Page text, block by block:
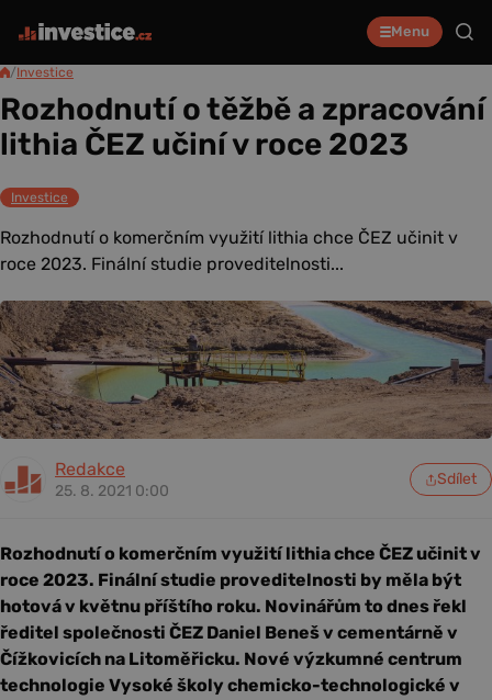
Menu
/Investice
Rozhodnutí o těžbě a zpracování
lithia ČEZ učiní v roce 2023
Investice
Rozhodnutí o komerčním využití lithia chce ČEZ učinit v
roce 2023. Finální studie proveditelnosti...
Redakce
25. 8. 2021 0:00
Sdílet
Rozhodnutí o komerčním využití lithia chce ČEZ učinit v
roce 2023. Finální studie proveditelnosti by měla být
hotová v květnu příštího roku. Novinářům to dnes řekl
ředitel společnosti ČEZ Daniel Beneš v cementárně v
Čížkovicích na Litoměřicku. Nové výzkumné centrum
technologie Vysoké školy chemicko-technologické v